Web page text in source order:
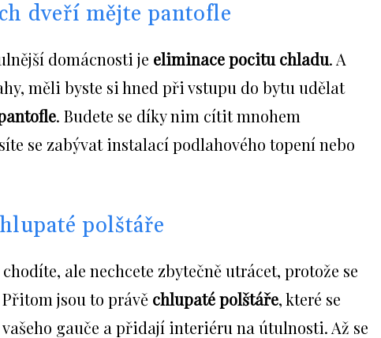
dveří mějte pantofle
domácnosti je eliminace pocitu chladu. A
měli byste si hned při vstupu do bytu udělat
. Budete se díky nim cítit mnohem
se zabývat instalací podlahového topení nebo
polštáře
ale nechcete zbytečně utrácet, protože se
jsou to právě chlupatépolštáře, které se
gauče a přidají interiéru na útulnosti. Až se